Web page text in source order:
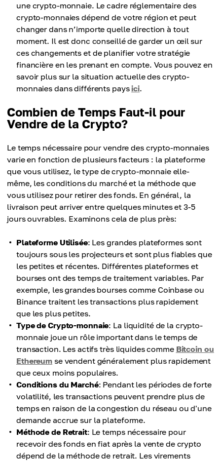
une crypto-monnaie. Le cadre réglementaire des
crypto-monnaies dépend de votre région et peut
changer dans n’importe quelle direction à tout
moment. Il est donc conseillé de garder un œil sur
ces changements et de planifier votre stratégie
financière en les prenant en compte. Vous pouvez en
savoir plus sur la situation actuelle des crypto-
monnaies dans différents paysici.
Combien de Temps Faut-il pour
Vendre de la Crypto?
Le temps nécessaire pour vendre des crypto-monnaies
varie en fonction de plusieurs facteurs : la plateforme
que vous utilisez, le type de crypto-monnaie elle-
même, les conditions du marché et la méthode que
vous utilisez pour retirer des fonds. En général, la
livraison peut arriver entre quelques minutes et 3-5
jours ouvrables. Examinons cela de plus près:
Plateforme Utilisée: Les grandes plateformes sont
toujours sous les projecteurs et sont plus fiables que
les petites et récentes. Différentes plateformes et
bourses ont des temps de traitement variables. Par
exemple, les grandes bourses comme Coinbase ou
Binance traitent les transactions plus rapidement
que les plus petites.
Type de Crypto-monnaie: La liquidité de la crypto-
monnaie joue un rôle important dans le temps de
transaction. Les actifs très liquides comme Bitcoin ou
Ethereum se vendent généralement plus rapidement
que ceux moins populaires.
Conditions du Marché: Pendant les périodes de forte
volatilité, les transactions peuvent prendre plus de
temps en raison de la congestion du réseau ou d'une
demande accrue sur la plateforme.
Méthode de Retrait: Le temps nécessaire pour
recevoir des fonds en fiat après la vente de crypto
dépend de la méthode de retrait. Les virements